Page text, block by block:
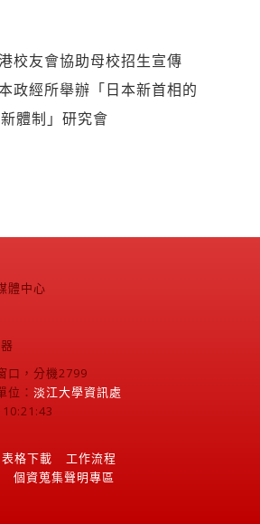
校友會協助母校招生宣傳
政經所舉辦「日本新首相的
體制」研究會
體中心
口，分機2799
位： 淡江大學資訊處
表格下載
工作流程
個資蒐集聲明專區